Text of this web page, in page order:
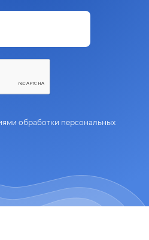
обработки персональных